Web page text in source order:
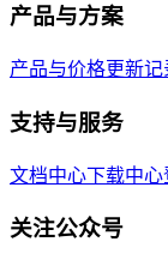
产品与方案
产品与价格更新记
支持与服务
文档中心下载中心
关注公众号